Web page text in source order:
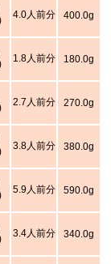
4.0人前分 400.0g
1.8人前分 180.0g
2.7人前分 270.0g
3.8人前分 380.0g
5.9人前分 590.0g
3.4人前分 340.0g